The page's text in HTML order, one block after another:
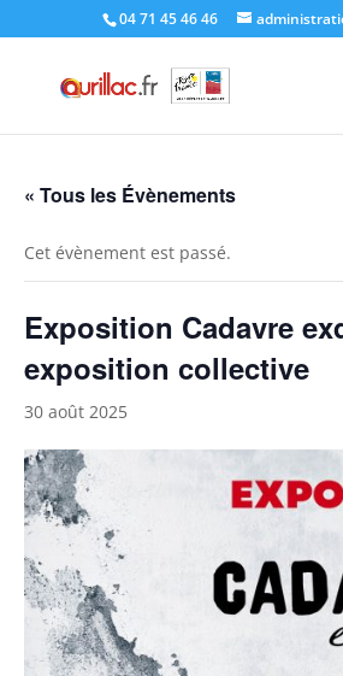
04 71 45 46 46
« Tous les Évènements
Cet évènement est passé.
Exposition Cadavre
exposition collective
30 août 2025